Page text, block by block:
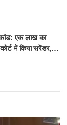
एक लाख का
में किया सरेंडर,
जेल